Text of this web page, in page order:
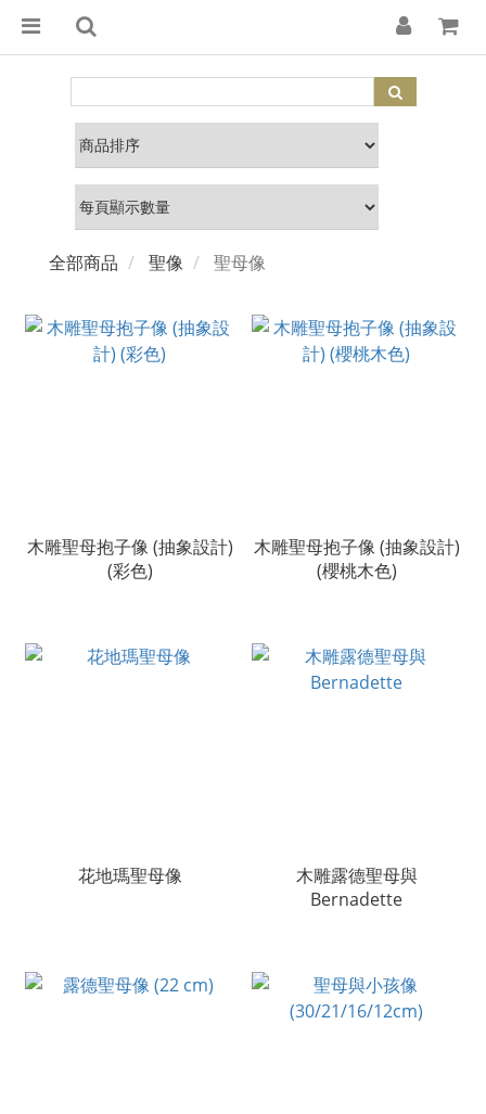
全部商品 聖像 聖母像
木雕聖母抱子像 (抽象設計)
(彩色)
木雕聖母抱子像 (抽象設計)
(櫻桃木色)
花地瑪聖母像
木雕露德聖母與
Bernadette